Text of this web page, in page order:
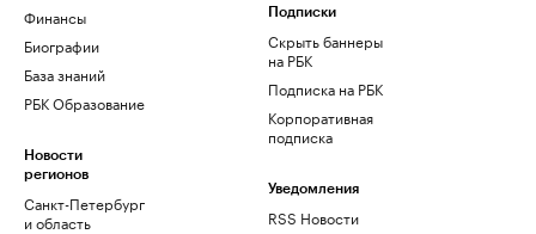
Финансы
Биографии
База знаний
РБК Образование
Новости
регионов
Санкт-Петербург
и область
Подписки
Скрыть баннеры
на РБК
Подписка на РБК
Корпоративная
подписка
Уведомления
RSS Новости